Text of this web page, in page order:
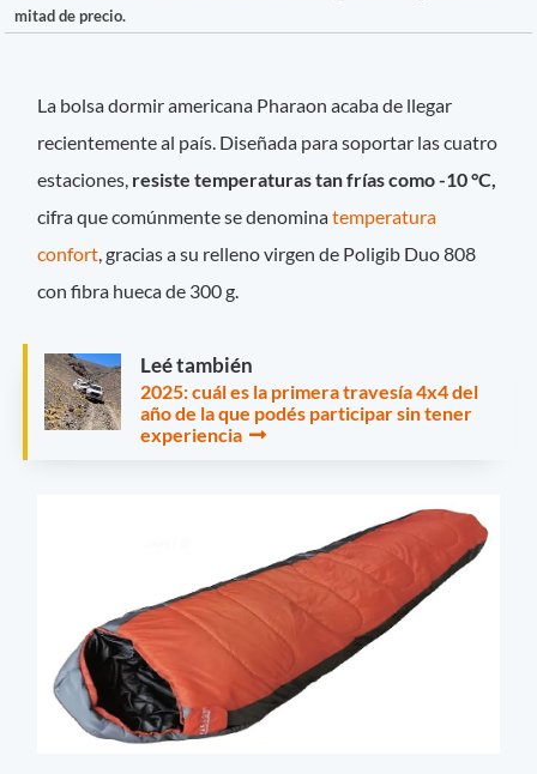
mitad de precio.
La bolsa dormir americana Pharaon acaba de llegar
recientemente al país. Diseñada para soportar las cuatro
estaciones, resiste temperaturas tan frías como -10 °C,
cifra que comúnmente se denominatemperatura
confort , gracias a su relleno virgen de Poligib Duo 808
con fibra hueca de 300 g.
Leé también
2025: cuál es la primera travesía 4x4 del
año de la que podés participar sin tener
experiencia